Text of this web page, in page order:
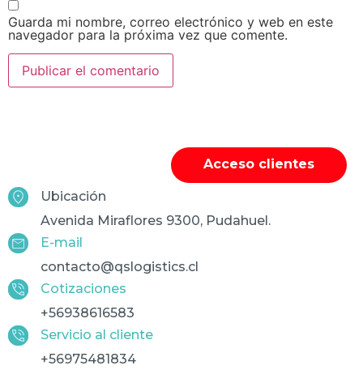
Guarda mi nombre, correo electrónico y web en este
navegador para la próxima vez que comente.
Acceso clientes
Avenida Miraflores 9300, Pudahuel.
Ubicación
contacto@qslogistics.cl
E-mail
+56938616583
Cotizaciones
+56975481834
Servicio al cliente